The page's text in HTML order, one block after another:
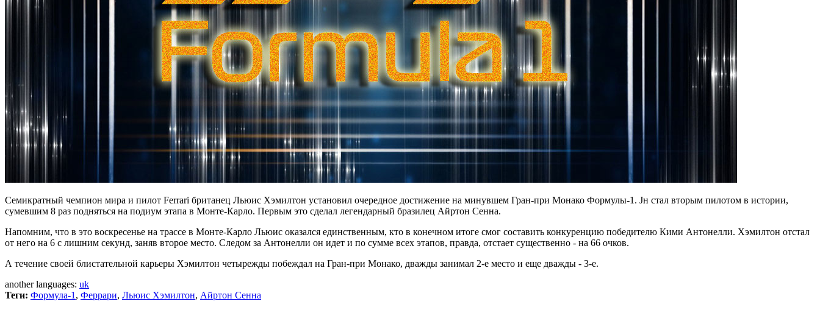
Семикратный чемпион мира и пилот Ferrari британец Льюис Хэмилтон установил очередное достижение на минувшем Гран-при Монако Формулы-1. Jн стал вторым пилотом в истории,
сумевшим 8 раз подняться на подиум этапа в Монте-Карло. Первым это сделал легендарный бразилец Айртон Сенна.
Напомним, что в это воскресенье на трассе в Монте-Карло Льюис оказался единственным, кто в конечном итоге смог составить конкуренцию победителю Кими Антонелли. Хэмилтон отстал
от него на 6 с лишним секунд, заняв второе место. Следом за Антонелли он идет и по сумме всех этапов, правда, отстает существенно - на 66 очков.
А течение своей блистательной карьеры Хэмилтон четырежды побеждал на Гран-при Монако, дважды занимал 2-е место и еще дважды - 3-е.
another languages: uk
Теги: Формула-1 , Феррари, Льюис Хэмилтон, Айртон Сенна